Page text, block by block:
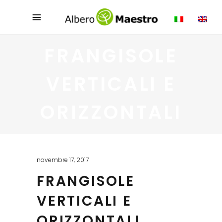
novembre 17, 2017
FRANGISOLE
VERTICALI E